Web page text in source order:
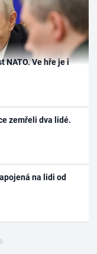
NATO. Ve hře je i
zemřeli dva lidé.
na lidi od